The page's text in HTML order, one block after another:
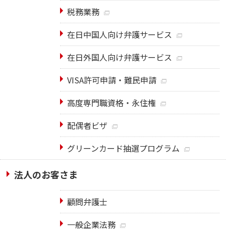
税務業務
在日中国人向け弁護サービス
在日外国人向け弁護サービス
VISA許可申請・難民申請
高度専門職資格・永住権
配偶者ビザ
グリーンカード抽選プログラム
法人のお客さま
顧問弁護士
一般企業法務